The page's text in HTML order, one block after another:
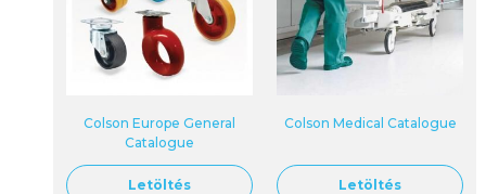
Colson Europe General
Catalogue
Letöltés
Colson Medical Catalogue
Letöltés